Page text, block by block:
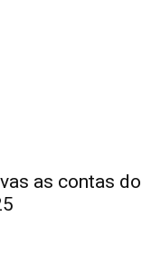
as contas do